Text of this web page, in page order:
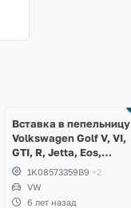
Вставка в пепельницу
Volkswagen Golf V, VI,
GTI, R, Jetta, Eos,
Scirocco
1K08573359B9 +2
VW
6 лет назад